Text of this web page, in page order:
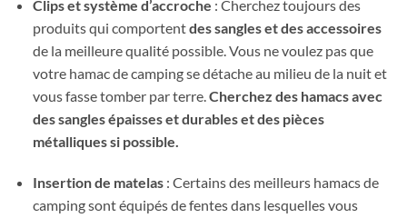
Clips et système d’accroche : Cherchez toujours des
produits qui comportentdes sangles et des accessoires
de la meilleure qualité possible. Vous ne voulez pas que
votre hamac de camping se détache au milieu de la nuit et
vous fasse tomber par terre. Cherchez des hamacs avec
des sangles épaisses et durables et des pièces
métalliques si possible.
Insertion de matelas: Certains des meilleurs hamacs de
camping sont équipés de fentes dans lesquelles vous